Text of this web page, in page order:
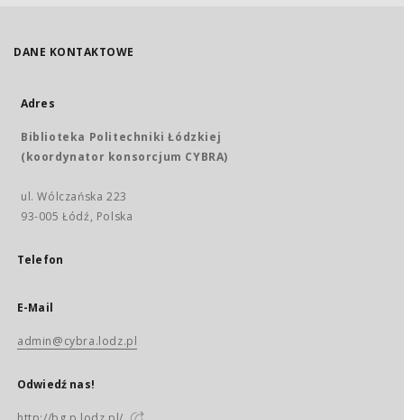
DANE KONTAKTOWE
Adres
Biblioteka Politechniki Łódzkiej
(koordynator konsorcjum CYBRA)
ul. Wólczańska 223
93-005 Łódź, Polska
Telefon
E-Mail
admin@cybra.lodz.pl
Odwiedź nas!